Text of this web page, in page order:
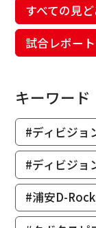
すべての見
試合レポート
キーワード
#ディビジョ
#ディビジョ
#浦安D-